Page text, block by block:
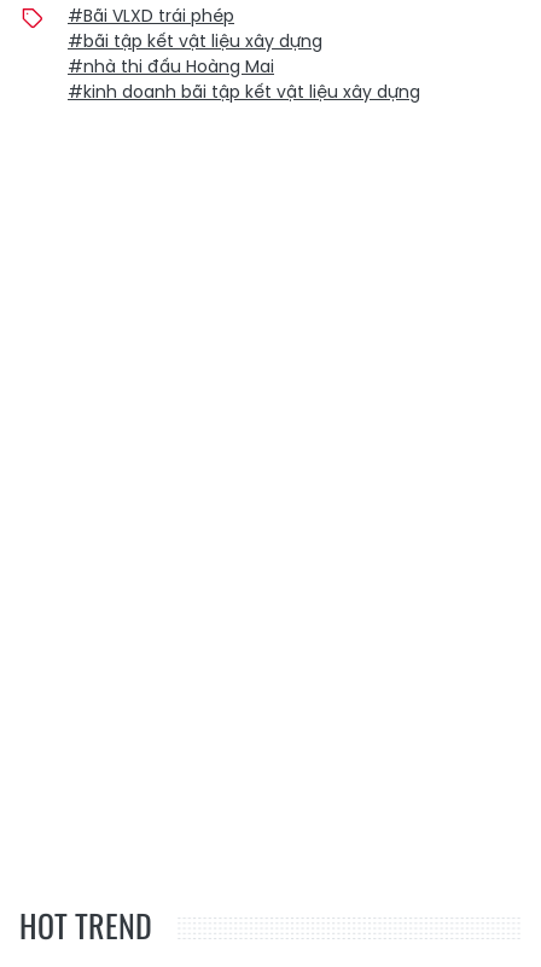
#Bãi VLXD trái phép
#bãi tập kết vật liệu xây dựng
#nhà thi đấu Hoàng Mai
#kinh doanh bãi tập kết vật liệu xây dựng
HOT TREND